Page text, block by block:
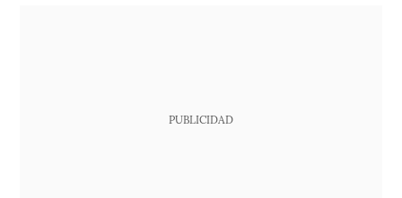
PUBLICIDAD